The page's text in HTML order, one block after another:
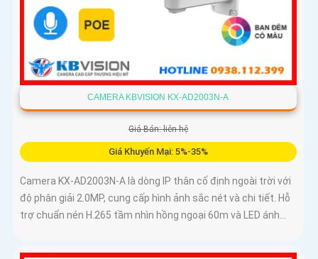
CAMERA KBVISION KX-AD2003N-A
Giá Bán: liên hệ
Giá Khuyến Mại: 5%-35%
Camera KX-AD2003N-A là dòng IP thân cố định ngoài trời với
độ phân giải 2.0MP, cung cấp hình ảnh sắc nét và chi tiết. Hỗ
trợ chuẩn nén H.265 tầm nhìn hồng ngoại 60m và LED ánh...